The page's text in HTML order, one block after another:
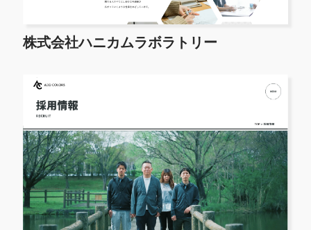
株式会社ハニカムラボラトリー